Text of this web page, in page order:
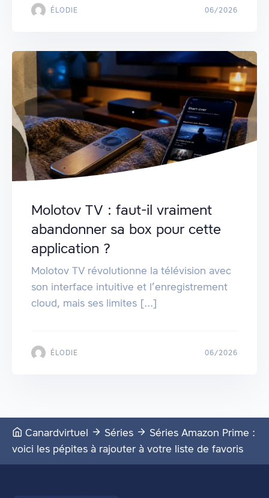
ÉLODIE 06/2026
Molotov TV : faut-il vraiment
abandonner sa box pour cette
application ?
Molotov TV révolutionne la télévision avec
son interface intuitive et l’enregistrement
cloud, mais ses limites [...]
ÉLODIE 06/2026
Canardvirtuel Séries
Séries Amazon Prime :
voici les pépites à rajouter à votre liste de favoris